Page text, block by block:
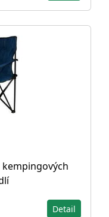
kempingových
Detail